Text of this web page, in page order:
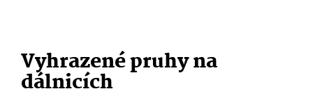
Vyhrazené pruhy na
dálnicích